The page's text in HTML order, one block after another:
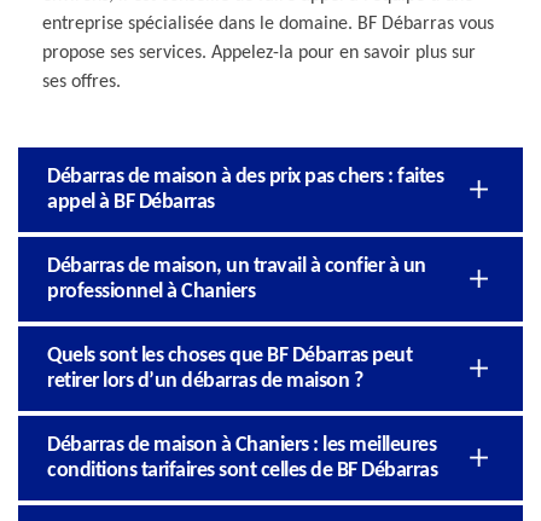
entreprise spécialisée dans le domaine. BF Débarras vous
propose ses services. Appelez-la pour en savoir plus sur
ses offres.
Débarras de maison à des prix pas chers : faites
appel à BF Débarras
Débarras de maison, un travail à confier à un
professionnel à Chaniers
Quels sont les choses que BF Débarras peut
retirer lors d’un débarras de maison ?
Débarras de maison à Chaniers : les meilleures
conditions tarifaires sont celles de BF Débarras